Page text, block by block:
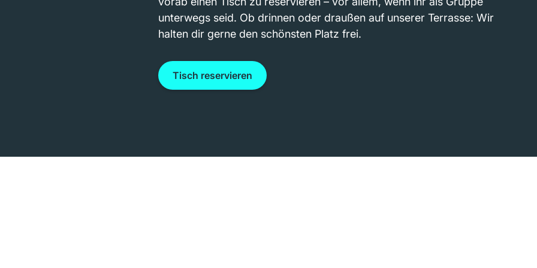
unterwegs seid. Ob drinnen oder draußen auf unserer Terrasse: Wir
halten dir gerne den schönsten Platz frei.
Tisch reservieren